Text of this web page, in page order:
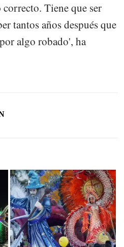
Tiene que ser
tantos años después que
algo robado', ha